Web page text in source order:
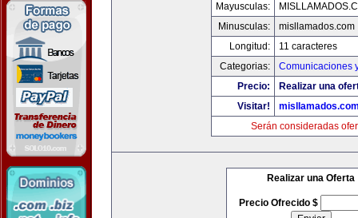
Mayusculas:
Minusculas:
misllamados.com
Longitud:
11 caracteres
Categorias:
Comunicaciones
Precio:
Realizar una
Visitar!
Serán consideradas
Realizar una Oferta
Precio Ofrecido $